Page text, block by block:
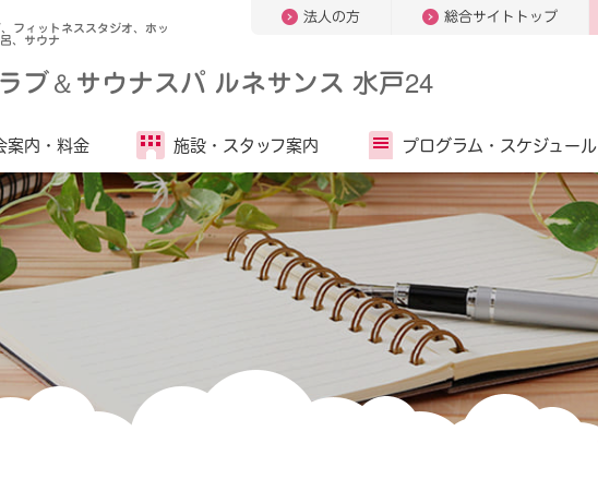
フィットネススタジオ、ホッ
、サウナ
法人の方 総合サイトトップ
ブ＆サウナスパ ルネサンス 水戸24
案内・ 料金 施設・ スタッフ案内 プログラム・ スケジュール